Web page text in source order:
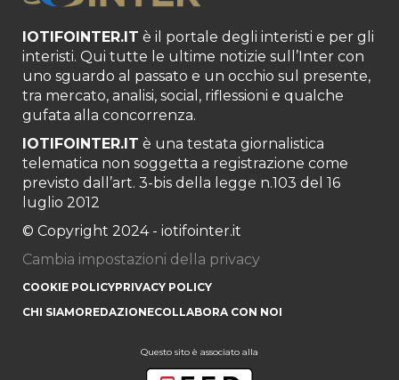
IOTIFOINTER.IT è il portale degli interisti e per gli
interisti. Qui tutte le ultime notizie sull’Inter con
uno sguardo al passato e un occhio sul presente,
tra mercato, analisi, social, riflessioni e qualche
gufata alla concorrenza.
IOTIFOINTER.IT è una testata giornalistica
telematica non soggetta a registrazione come
previsto dall’art. 3-bis della legge n.103 del 16
luglio 2012
© Copyright 2024 - iotifointer.it
Cambia impostazioni della privacy
COOKIE POLICYPRIVACY POLICY
CHI SIAMOREDAZIONECOLLABORA CON NOI
Questo sito è associato alla